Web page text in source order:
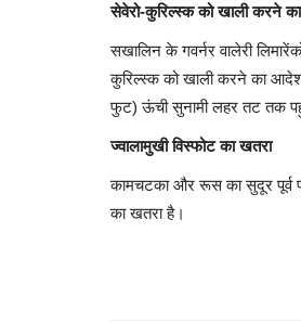
सेवेरो-कुरिल्स्क को खाली करने
सखालिन के गवर्नर वालेरी
कुरिल्स्क को खाली करने का आदेश
फुट) ऊंची सुनामी लहर तट तक
ज्वालामुखी विस्फोट का खतरा
कामचटका और रूस का सुदूर पूर्व
का खतरा है।